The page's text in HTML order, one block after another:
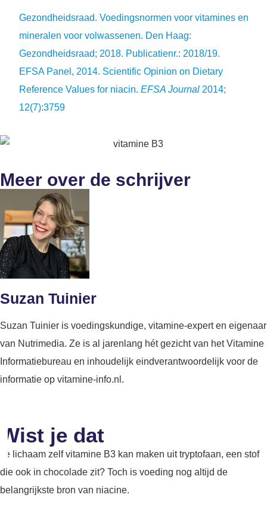
Gezondheidsraad. Voedingsnormen voor vitamines en
mineralen voor volwassenen. Den Haag:
Gezondheidsraad; 2018. Publicatienr.: 2018/19.
EFSA Panel, 2014. Scientific Opinion on Dietary
Reference Values for niacin. EFSA Journal 2014;
12(7):3759
Meer over de schrijver
Suzan Tuinier
Suzan Tuinier is voedingskundige, vitamine-expert en eigenaar
van Nutrimedia. Ze is al jarenlang hét gezicht van het Vitamine
Informatiebureau en inhoudelijk eindverantwoordelijk voor de
informatie op vitamine-info.nl.
Wist je dat
Je lichaam zelf vitamine B3 kan maken uit tryptofaan, een stof
die ook in chocolade zit? Toch is voeding nog altijd de
belangrijkste bron van niacine.